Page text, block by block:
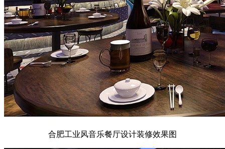
合肥工业风音乐餐厅设计装修效果图